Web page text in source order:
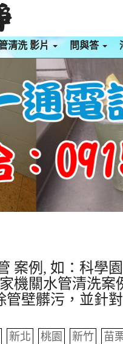
清洗 影片 問與答
案例, 如：科學
機關水管清洗
壁髒污，並針
新北 桃園 新竹 苗